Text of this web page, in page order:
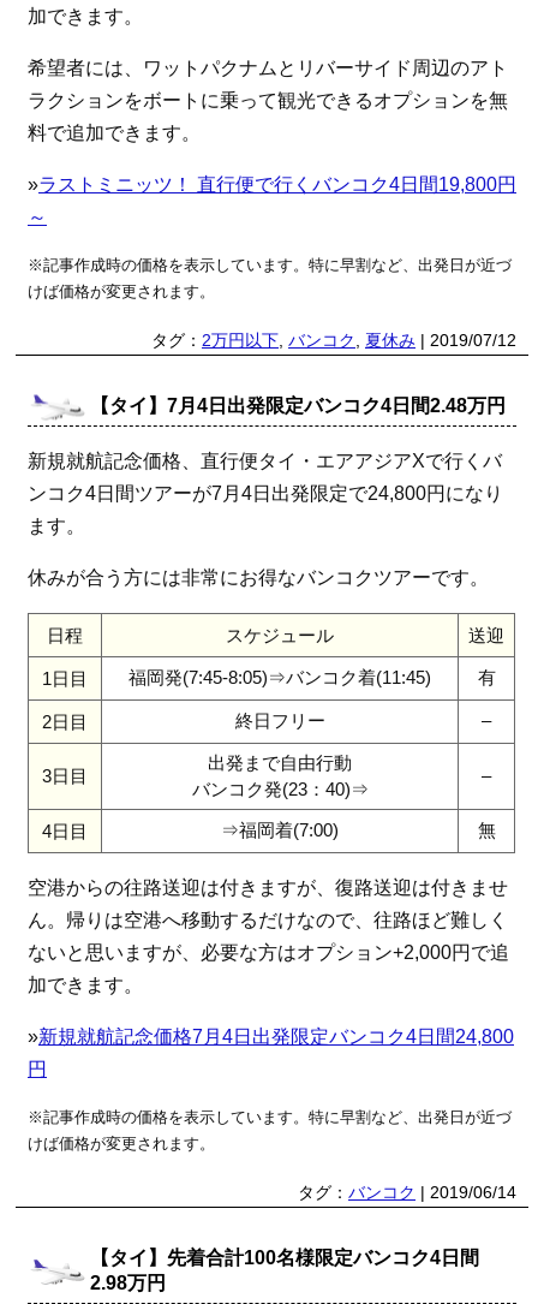
加できます。
希望者には、ワットパクナムとリバーサイド周辺のアト
ラクションをボートに乗って観光できるオプションを無
料で追加できます。
»ラストミニッツ！ 直行便で行くバンコク4日間19,800円
～
※記事作成時の価格を表示しています。特に早割など、出発日が近づ
けば価格が変更されます。
タグ： 2万円以下 バンコク 夏休み | 2019/07/12
【タイ】7月4日出発限定バンコク4日間2.48万円
新規就航記念価格、直行便タイ・エアアジアXで行くバ
ンコク4日間ツアーが7月4日出発限定で24,800円になり
ます。
休みが合う方には非常にお得なバンコクツアーです。
日程 スケジュール 送迎
1日目 福岡発(7:45-8:05)⇒バンコク着(11:45) 有
2日目 終日フリー –
3日目
出発まで自由行動
バンコク発(23：40)⇒
–
4日目 ⇒福岡着(7:00) 無
空港からの往路送迎は付きますが、復路送迎は付きませ
ん。帰りは空港へ移動するだけなので、往路ほど難しく
ないと思いますが、必要な方はオプション+2,000円で追
加できます。
»新規就航記念価格7月4日出発限定バンコク4日間24,800
円
※記事作成時の価格を表示しています。特に早割など、出発日が近づ
けば価格が変更されます。
タグ： バンコク | 2019/06/14
【タイ】先着合計100名様限定バンコク4日間
2.98万円